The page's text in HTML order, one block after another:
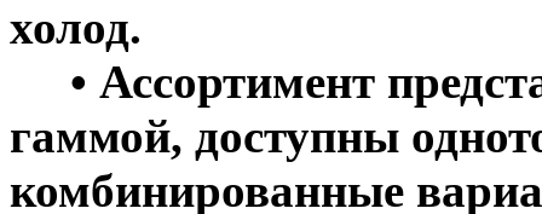
холод.
• Ассортимент
гаммой, доступны
комбинированные